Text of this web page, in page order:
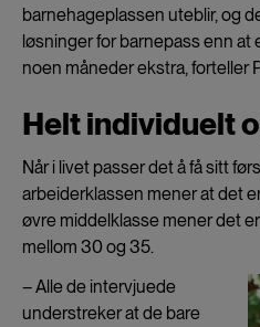
barnehageplassen uteblir, og
løsninger for barnepass enn at
noen måneder ekstra, forteller
Helt individuelt
Når i livet passer det å få sitt
arbeiderklassen mener at det
øvre middelklasse mener det
mellom 30 og 35.
– Alle de intervjuede
understreker at de bare